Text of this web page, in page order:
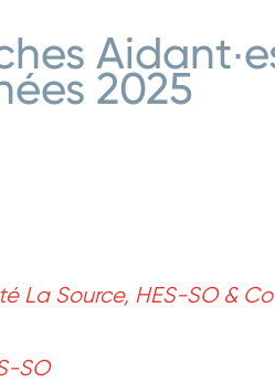
2025
La Source, HES-SO &
SO